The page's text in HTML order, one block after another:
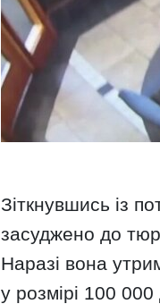
Зіткнувшись із
засуджено до
Наразі вона
у розмірі 100